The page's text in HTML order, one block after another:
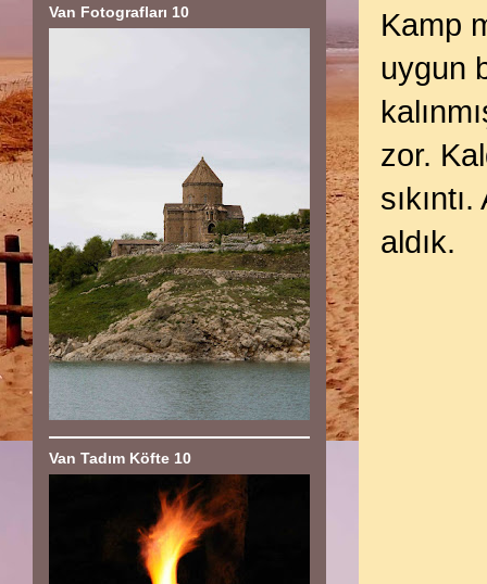
Kamp
uygun
zor.
aldık.
Van Fotografları 10
Van Tadım Köfte 10